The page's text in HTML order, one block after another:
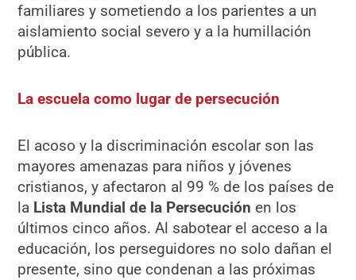
familiares y sometiendo a los parientes a un
aislamiento social severo y a la humillación
pública.
La escuela como lugar de persecución
El acoso y la discriminación escolar son las
mayores amenazas para niños y jóvenes
cristianos, y afectaron al 99 % de los países de
la Lista Mundial de la Persecución en los
últimos cinco años. Al sabotear el acceso a la
educación, los perseguidores no solo dañan el
presente, sino que condenan a las próximas